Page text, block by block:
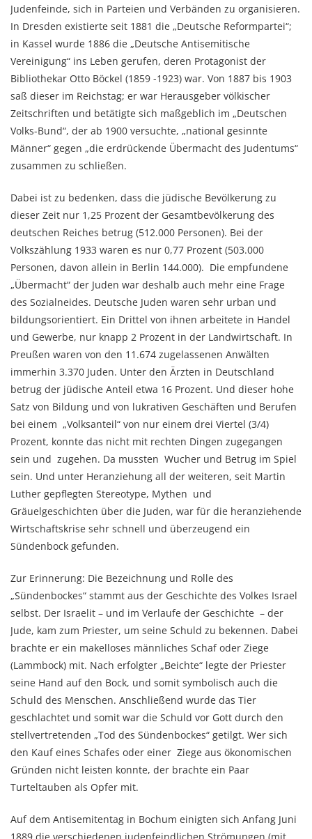
Judenfeinde, sich in Parteien und Verbänden zu organisieren.
In Dresden existierte seit 1881 die „Deutsche Reformpartei“;
in Kassel wurde 1886 die „Deutsche Antisemitische
Vereinigung“ ins Leben gerufen, deren Protagonist der
Bibliothekar Otto Böckel (1859 -1923) war. Von 1887 bis 1903
saß dieser im Reichstag; er war Herausgeber völkischer
Zeitschriften und betätigte sich maßgeblich im „Deutschen
Volks-Bund“, der ab 1900 versuchte, „national gesinnte
Männer“ gegen „die erdrückende Übermacht des Judentums“
zusammen zu schließen.
Dabei ist zu bedenken, dass die jüdische Bevölkerung zu
dieser Zeit nur 1,25 Prozent der Gesamtbevölkerung des
deutschen Reiches betrug (512.000 Personen). Bei der
Volkszählung 1933 waren es nur 0,77 Prozent (503.000
Personen, davon allein in Berlin 144.000). Die empfundene
„Übermacht“ der Juden war deshalb auch mehr eine Frage
des Sozialneides. Deutsche Juden waren sehr urban und
bildungsorientiert. Ein Drittel von ihnen arbeitete in Handel
und Gewerbe, nur knapp 2 Prozent in der Landwirtschaft. In
Preußen waren von den 11.674 zugelassenen Anwälten
immerhin 3.370 Juden. Unter den Ärzten in Deutschland
betrug der jüdische Anteil etwa 16 Prozent. Und dieser hohe
Satz von Bildung und von lukrativen Geschäften und Berufen
bei einem „Volksanteil“ von nur einem drei Viertel (3/4)
Prozent, konnte das nicht mit rechten Dingen zugegangen
sein und zugehen. Da mussten Wucher und Betrug im Spiel
sein. Und unter Heranziehung all der weiteren, seit Martin
Luther gepflegten Stereotype, Mythen und
Gräuelgeschichten über die Juden, war für die heranziehende
Wirtschaftskrise sehr schnell und überzeugend ein
Sündenbock gefunden.
Zur Erinnerung: Die Bezeichnung und Rolle des
„Sündenbockes“ stammt aus der Geschichte des Volkes Israel
selbst. Der Israelit – und im Verlaufe der Geschichte – der
Jude, kam zum Priester, um seine Schuld zu bekennen. Dabei
brachte er ein makelloses männliches Schaf oder Ziege
(Lammbock) mit. Nach erfolgter „Beichte“ legte der Priester
seine Hand auf den Bock, und somit symbolisch auch die
Schuld des Menschen. Anschließend wurde das Tier
geschlachtet und somit war die Schuld vor Gott durch den
stellvertretenden „Tod des Sündenbockes“ getilgt. Wer sich
den Kauf eines Schafes oder einer Ziege aus ökonomischen
Gründen nicht leisten konnte, der brachte ein Paar
Turteltauben als Opfer mit.
Auf dem Antisemitentag in Bochum einigten sich Anfang Juni